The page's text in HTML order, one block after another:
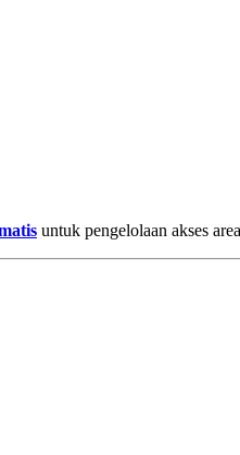
untuk pengelolaan akses